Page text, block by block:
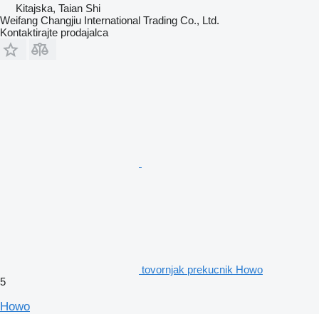
Kitajska, Taian Shi
Weifang Changjiu International Trading Co., Ltd.
Kontaktirajte prodajalca
tovornjak prekucnik Howo
5
Howo